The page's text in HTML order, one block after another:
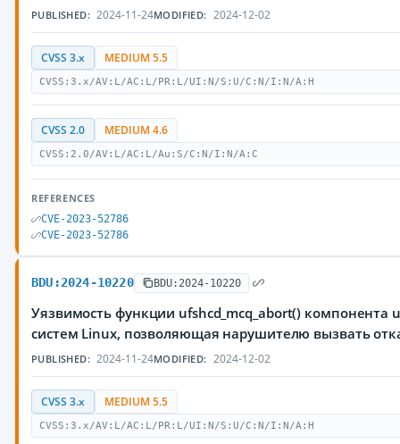
PUBLISHED: 2024-11-24MODIFIED: 2024-12-02
CVSS 3.x MEDIUM 5.5
CVSS:3.x/AV:L/AC:L/PR:L/UI:N/S:U/C:N/I:N/A:H
CVSS 2.0 MEDIUM 4.6
CVSS:2.0/AV:L/AC:L/Au:S/C:N/I:N/A:C
REFERENCES
CVE-2023-52786
CVE-2023-52786
BDU:2024-10220 BDU:2024-10220
Уязвимость функции ufshcd_mcq_abort() компонента
систем Linux, позволяющая нарушителю вызвать
PUBLISHED: 2024-11-24MODIFIED: 2024-12-02
CVSS 3.x MEDIUM 5.5
CVSS:3.x/AV:L/AC:L/PR:L/UI:N/S:U/C:N/I:N/A:H